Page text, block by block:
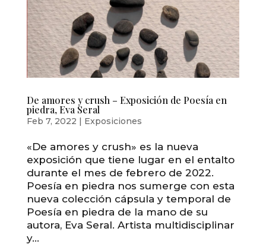
De amores y crush – Exposición de Poesía en
piedra, Eva Seral
Feb 7, 2022 | Exposiciones
«De amores y crush» es la nueva
exposición que tiene lugar en el entalto
durante el mes de febrero de 2022.
Poesía en piedra nos sumerge con esta
nueva colección cápsula y temporal de
Poesía en piedra de la mano de su
autora, Eva Seral. Artista multidisciplinar
y...